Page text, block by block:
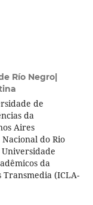
Río Negro|
de
da
Aires
do Rio
da
(ICLA-